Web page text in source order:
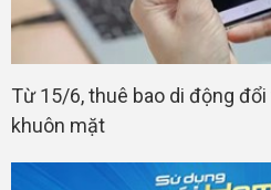
Từ 15/6, thuê bao di động
khuôn mặt